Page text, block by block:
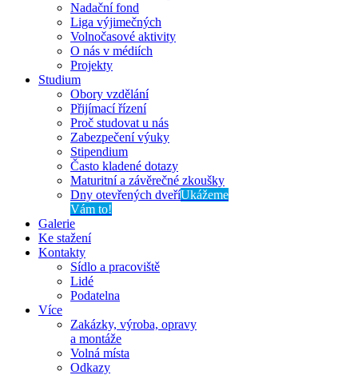
Nadační fond
Liga výjimečných
Volnočasové aktivity
O nás v médiích
Projekty
Studium
Obory vzdělání
Přijímací řízení
Proč studovat u nás
Zabezpečení výuky
Stipendium
Často kladené dotazy
Maturitní a závěrečné zkoušky
Dny otevřených dveříUkážeme
Vám to!
Galerie
Ke stažení
Kontakty
Sídlo a pracoviště
Lidé
Podatelna
Více
Zakázky, výroba, opravy
a montáže
Volná místa
Odkazy